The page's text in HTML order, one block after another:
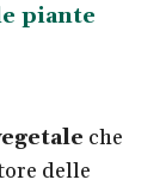
piante
che
delle